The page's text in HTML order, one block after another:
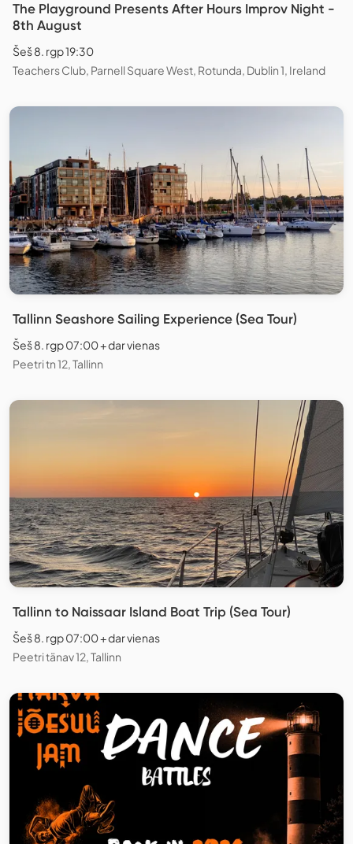
The Playground Presents After Hours Improv Night -
8th August
Šeš 8. rgp 19:30
Teachers Club, Parnell Square West, Rotunda, Dublin 1, Ireland
Tallinn Seashore Sailing Experience (Sea Tour)
Šeš 8. rgp 07:00 + dar vienas
Peetri tn 12, Tallinn
Tallinn to Naissaar Island Boat Trip (Sea Tour)
Šeš 8. rgp 07:00 + dar vienas
Peetri tänav 12, Tallinn